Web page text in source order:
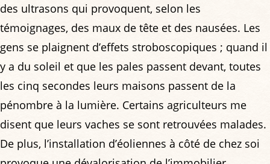
des ultrasons qui provoquent, selon les
témoignages, des maux de tête et des nausées. Les
gens se plaignent d’effets stroboscopiques ; quand il
y a du soleil et que les pales passent devant, toutes
les cinq secondes leurs maisons passent de la
pénombre à la lumière. Certains agriculteurs me
disent que leurs vaches se sont retrouvées malades.
De plus, l’installation d’éoliennes à côté de chez soi